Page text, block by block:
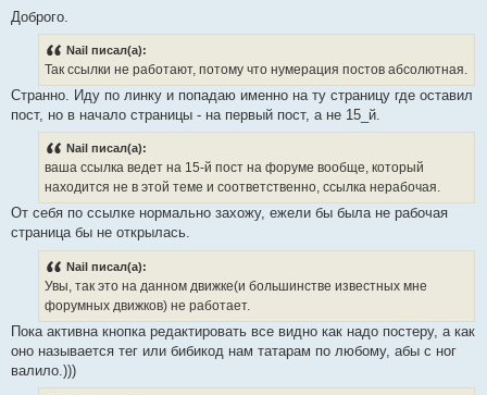
Доброго.
Nail писал(а):
Так ссылки не работают, потому что нумерация постов абсолютная.
Странно. Иду по линку и попадаю именно на ту страницу где оставил
пост, но в начало страницы - на первый пост, а не 15_й.
Nail писал(а):
ваша ссылка ведет на 15-й пост на форуме вообще, который
находится не в этой теме и соответственно, ссылка нерабочая.
От себя по ссылке нормально захожу, ежели бы была не рабочая
страница бы не открылась.
Nail писал(а):
Увы, так это на данном движке(и большинстве известных мне
форумных движков) не работает.
Пока активна кнопка редактировать все видно как надо постеру, а как
оно называется тег или бибикод нам татарам по любому, абы с ног
валило.)))